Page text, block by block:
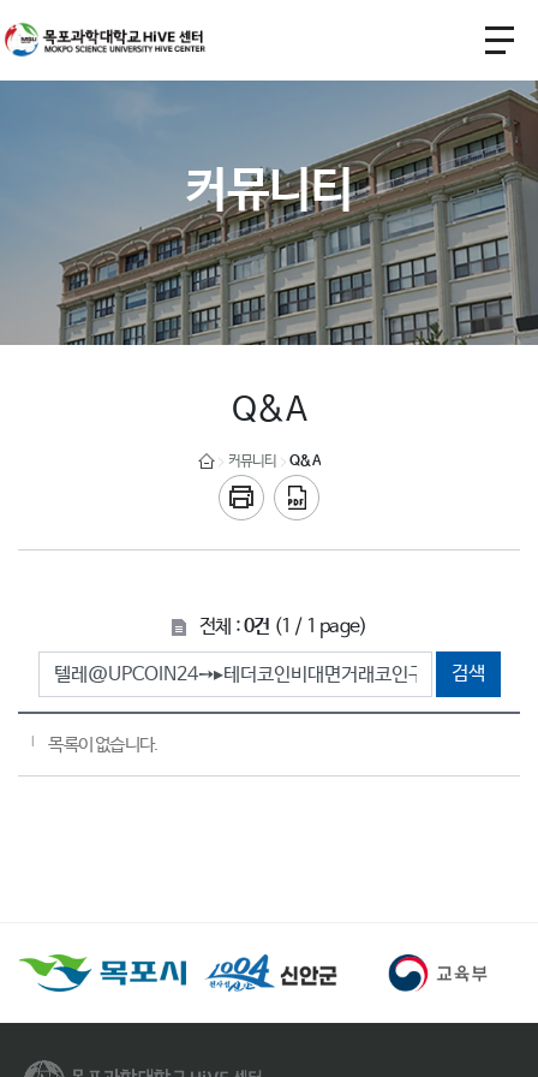
커뮤니티
Q&A
커뮤니티 Q&A
전체 :0건 (1 / 1 page)
검색
목록이 없습니다.